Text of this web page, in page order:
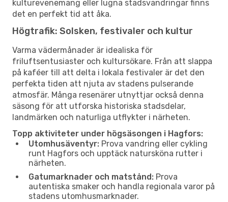
kulturevenemang eller lugna stadsvandringar finns
det en perfekt tid att åka.
Högtrafik: Solsken, festivaler och kultur
Varma vädermånader är idealiska för
friluftsentusiaster och kultursökare. Från att slappa
på kaféer till att delta i lokala festivaler är det den
perfekta tiden att njuta av stadens pulserande
atmosfär. Många resenärer utnyttjar också denna
säsong för att utforska historiska stadsdelar,
landmärken och naturliga utflykter i närheten.
Topp aktiviteter under högsäsongen i Hagfors:
Utomhusäventyr: Prova vandring eller cykling
runt Hagfors och upptäck natursköna rutter i
närheten.
Gatumarknader och matstånd: Prova
autentiska smaker och handla regionala varor på
stadens utomhusmarknader.